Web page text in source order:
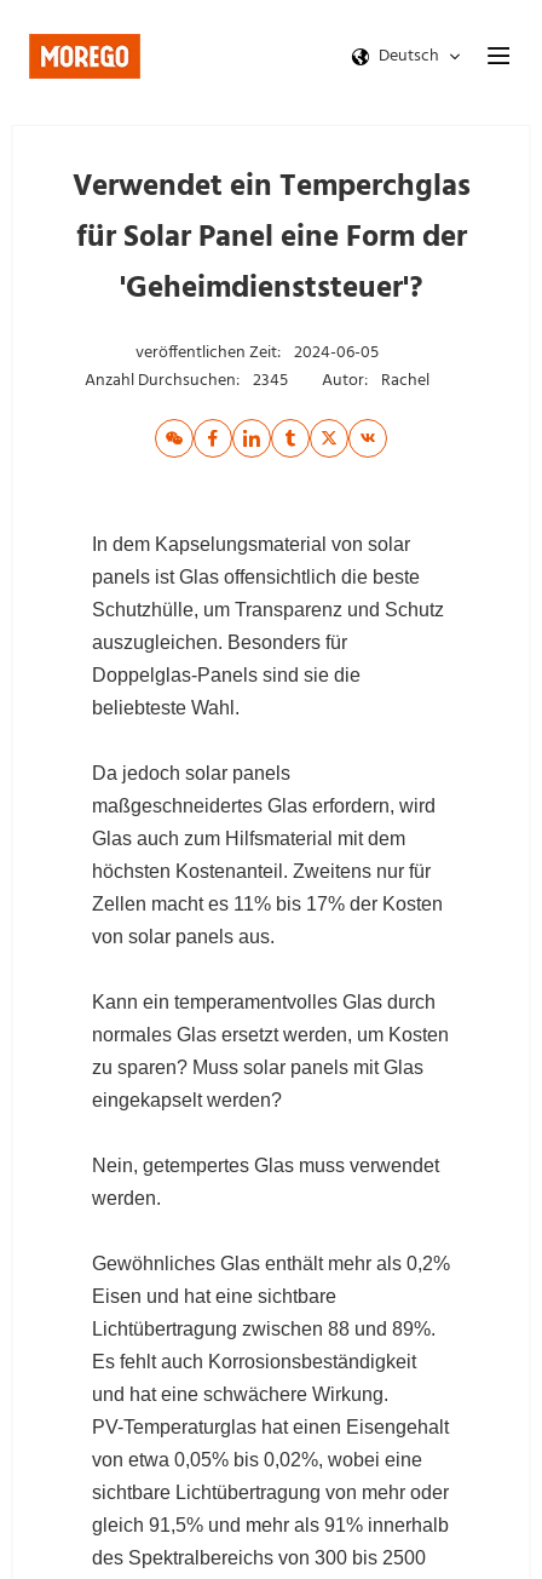
Deutsch
Verwendet ein Temperchglas
für Solar Panel eine Form der
'Geheimdienststeuer'?
veröffentlichen Zeit: 2024-06-05
Anzahl Durchsuchen: 2345 Autor: Rachel
In dem Kapselungsmaterial von solar
panels ist Glas offensichtlich die beste
Schutzhülle, um Transparenz und Schutz
auszugleichen. Besonders für
Doppelglas-Panels sind sie die
beliebteste Wahl.
Da jedoch solar panels
maßgeschneidertes Glas erfordern, wird
Glas auch zum Hilfsmaterial mit dem
höchsten Kostenanteil. Zweitens nur für
Zellen macht es 11% bis 17% der Kosten
von solar panels aus.
Kann ein temperamentvolles Glas durch
normales Glas ersetzt werden, um Kosten
zu sparen? Muss solar panels mit Glas
eingekapselt werden?
Nein, getempertes Glas muss verwendet
werden.
Gewöhnliches Glas enthält mehr als 0,2%
Eisen und hat eine sichtbare
Lichtübertragung zwischen 88 und 89%.
Es fehlt auch Korrosionsbeständigkeit
und hat eine schwächere Wirkung.
PV-Temperaturglas hat einen Eisengehalt
von etwa 0,05% bis 0,02%, wobei eine
sichtbare Lichtübertragung von mehr oder
gleich 91,5% und mehr als 91% innerhalb
des Spektralbereichs von 300 bis 2500